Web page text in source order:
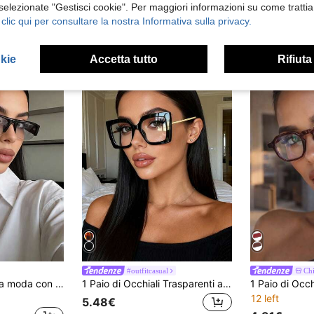
25 left
4.98€
17 left
3.98€
1 pezzo Occhiali da moda con montatura rettangolare piccola, occhiali da donna retrò personalizzati con montatura a metà, adatti per uso quotidiano, fotografia di strada, vacanze, viaggi, spiaggia estiva, all'aperto, accessori da viaggio per la spiaggia
#outfitcasual
1 Paio di Occhiali Trasparenti alla Moda con Montatura Quadrata Grande, Occhiali da Donna Eleganti Vintage Casual con Perle, Adatti per Uso Quotidiano, Fotografia di Strada, Pendolarismo, Vacanze, Viaggi, Spiaggia e Altre Occasioni
5.48€
12 left
"Gestisci cookie". Per maggiori informazioni su come
qui per consultare la nostra Informativa sulla privacy.
Accetta tutto